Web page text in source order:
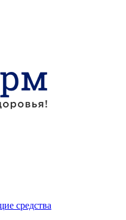
средства